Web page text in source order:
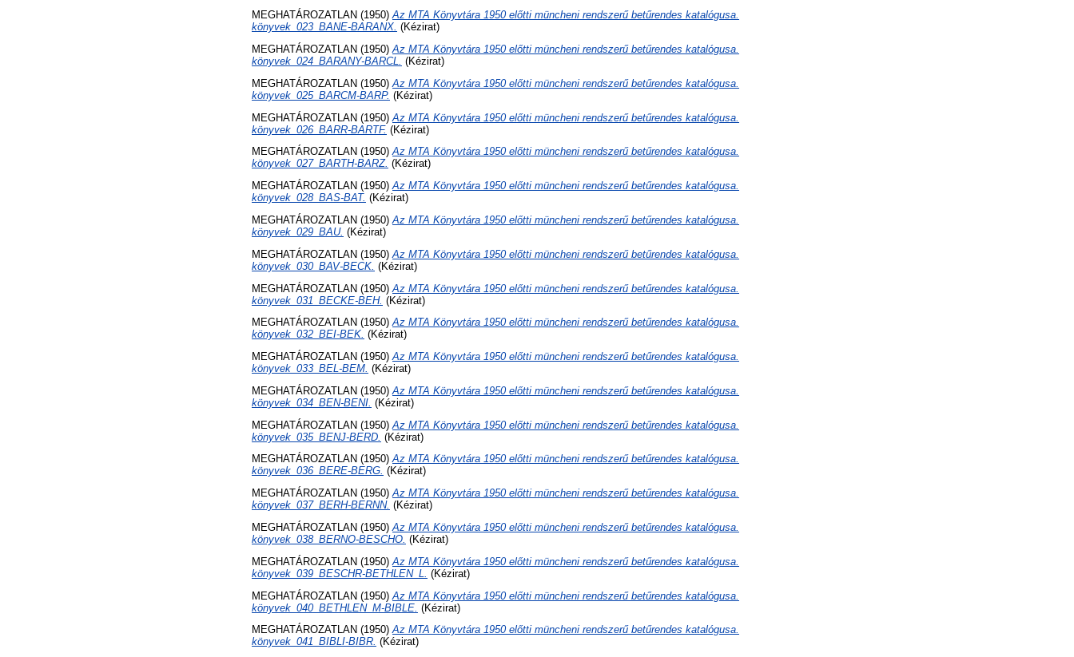
MEGHATÁROZATLAN (1950)Az MTA Könyvtára 1950 előtti müncheni rendszerű betűrendes katalógusa.
könyvek_023_BANE-BARANX. (Kézirat)
MEGHATÁROZATLAN (1950) Az MTA Könyvtára 1950 előtti müncheni rendszerű betűrendes katalógusa.
könyvek_024_BARANY-BARCL.
(Kézirat)
MEGHATÁROZATLAN (1950) Az MTA Könyvtára 1950 előtti müncheni rendszerű betűrendes katalógusa.
könyvek_025_BARCM-BARP. (Kézirat)
MEGHATÁROZATLAN (1950) Az MTA Könyvtára 1950 előtti müncheni rendszerű betűrendes katalógusa.
könyvek_026_BARR-BARTF. (Kézirat)
MEGHATÁROZATLAN (1950)Az MTA Könyvtára 1950 előtti müncheni rendszerű betűrendes katalógusa.
könyvek_027_BARTH-BARZ. (Kézirat)
MEGHATÁROZATLAN (1950)Az MTA Könyvtára 1950 előtti müncheni rendszerű betűrendes katalógusa.
könyvek_028_BAS-BAT. (Kézirat)
MEGHATÁROZATLAN (1950) Az MTA Könyvtára 1950 előtti müncheni rendszerű betűrendes katalógusa.
könyvek_029_BAU. (Kézirat)
MEGHATÁROZATLAN (1950) Az MTA Könyvtára 1950 előtti müncheni rendszerű betűrendes katalógusa.
könyvek_030_BAV-BECK. (Kézirat)
MEGHATÁROZATLAN (1950) Az MTA Könyvtára 1950 előtti müncheni rendszerű betűrendes katalógusa.
könyvek_031_BECKE-BEH. (Kézirat)
MEGHATÁROZATLAN (1950)Az MTA Könyvtára 1950 előtti müncheni rendszerű betűrendes katalógusa.
könyvek_032_BEI-BEK. (Kézirat)
MEGHATÁROZATLAN (1950)Az MTA Könyvtára 1950 előtti müncheni rendszerű betűrendes katalógusa.
könyvek_033_BEL-BEM. (Kézirat)
MEGHATÁROZATLAN (1950) Az MTA Könyvtára 1950 előtti müncheni rendszerű betűrendes katalógusa.
könyvek_034_BEN-BENI. (Kézirat)
MEGHATÁROZATLAN (1950) Az MTA Könyvtára 1950 előtti müncheni rendszerű betűrendes katalógusa.
könyvek_035_BENJ-BERD. (Kézirat)
MEGHATÁROZATLAN (1950)Az MTA Könyvtára 1950 előtti müncheni rendszerű betűrendes katalógusa.
könyvek_036_BERE-BERG. (Kézirat)
MEGHATÁROZATLAN (1950)Az MTA Könyvtára 1950 előtti müncheni rendszerű betűrendes katalógusa.
könyvek_037_BERH-BERNN. (Kézirat)
MEGHATÁROZATLAN (1950)Az MTA Könyvtára 1950 előtti müncheni rendszerű betűrendes katalógusa.
könyvek_038_BERNO-BESCHO. (Kézirat)
MEGHATÁROZATLAN (1950) Az MTA Könyvtára 1950 előtti müncheni rendszerű betűrendes katalógusa.
könyvek_039_BESCHR-BETHLEN_L.
(Kézirat)
MEGHATÁROZATLAN (1950) Az MTA Könyvtára 1950 előtti müncheni rendszerű betűrendes katalógusa.
könyvek_040_BETHLEN_M-BIBLE. (Kézirat)
MEGHATÁROZATLAN (1950)Az MTA Könyvtára 1950 előtti müncheni rendszerű betűrendes katalógusa.
könyvek_041_BIBLI-BIBR. (Kézirat)